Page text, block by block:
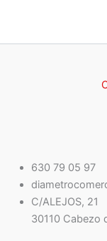
630 79 05 97
C/ALEJOS, 21
30110 Cabezo